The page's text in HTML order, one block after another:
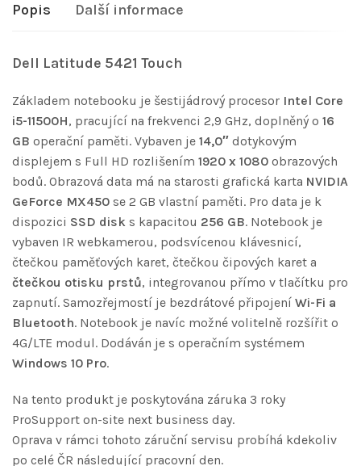
Popis Další informace
Dell Latitude 5421 Touch
Základem notebooku je šestijádrový procesor Intel Core
i5-11500H, pracující na frekvenci 2,9 GHz, doplněný o 16
GB operační paměti. Vybaven je 14,0″ dotykovým
displejem s Full HD rozlišením 1920 x 1080 obrazových
bodů. Obrazová data má na starosti grafická karta NVIDIA
GeForce MX450 se 2 GB vlastní paměti. Pro data je k
dispozici SSD disk s kapacitou 256 GB. Notebook je
vybaven IR webkamerou, podsvícenou klávesnicí,
čtečkou paměťových karet, čtečkou čipových karet a
čtečkou otisku prstů, integrovanou přímo v tlačítku pro
zapnutí. Samozřejmostí je bezdrátové připojení Wi-Fi a
Bluetooth. Notebook je navíc možné volitelně rozšířit o
4G/LTE modul. Dodáván je s operačním systémem
Windows 10 Pro.
Na tento produkt je poskytována záruka 3 roky
ProSupport on-site next business day.
Oprava v rámci tohoto záruční servisu probíhá kdekoliv
po celé ČR následující pracovní den.